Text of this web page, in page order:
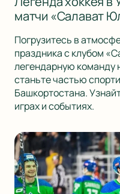
матчи «Салават
Погрузитесь в
праздника с клубом
легендарную команду
станьте частью
Башкортостана.
играх и событиях.